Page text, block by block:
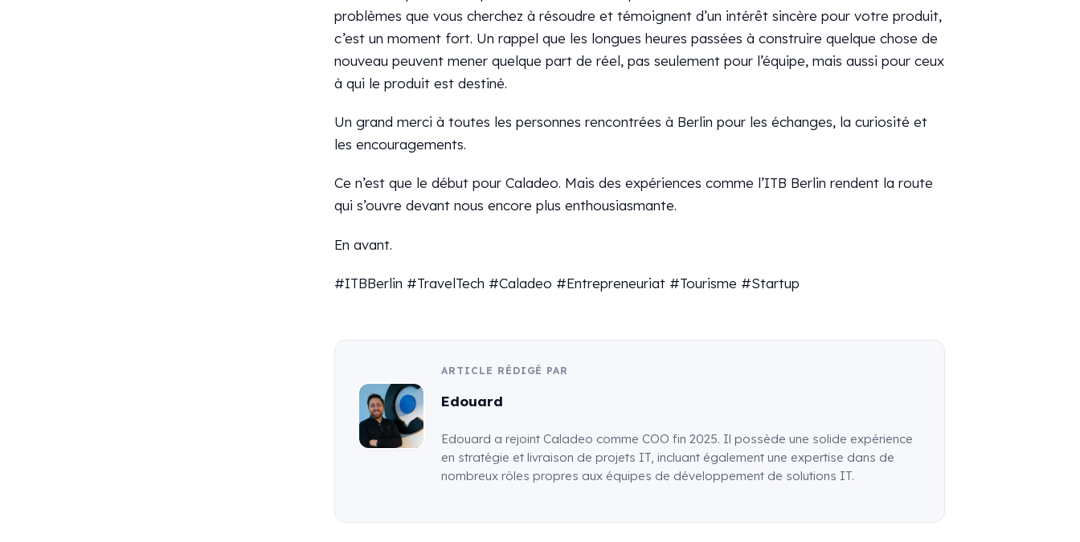
problèmes que vous cherchez à résoudre et témoignent d’un intérêt sincère pour votre produit,
c’est un moment fort. Un rappel que les longues heures passées à construire quelque chose de
nouveau peuvent mener quelque part de réel, pas seulement pour l’équipe, mais aussi pour ceux
à qui le produit est destiné.
Un grand merci à toutes les personnes rencontrées à Berlin pour les échanges, la curiosité et
les encouragements.
Ce n’est que le début pour Caladeo. Mais des expériences comme l’ITB Berlin rendent la route
qui s’ouvre devant nous encore plus enthousiasmante.
En avant.
#ITBBerlin #TravelTech #Caladeo #Entrepreneuriat #Tourisme #Startup
ARTICLE RÉDIGÉ PAR
Edouard
Edouard a rejoint Caladeo comme COO fin 2025. Il possède une solide expérience
en stratégie et livraison de projets IT, incluant également une expertise dans de
nombreux rôles propres aux équipes de développement de solutions IT.